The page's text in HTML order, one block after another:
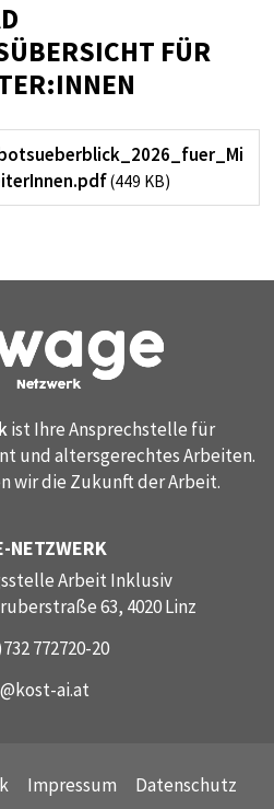
FÜR
(449 KB)
ist Ihre Ansprechstelle für
und altersgerechtes Arbeiten.
wir die Zukunft der Arbeit.
NETZWERK
Arbeit Inklusiv
63, 4020 Linz
772720-20
ai.at
Impressum Datenschutz